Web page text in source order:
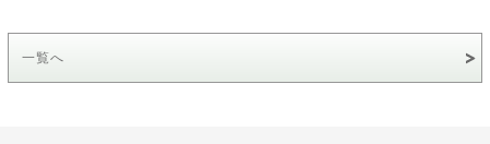
一覧へ